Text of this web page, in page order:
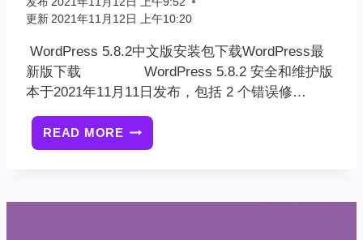
更新 2021年11月12日 上午10:20
WordPress 5.8.2中文版安装包下载WordPress最
新版下载 WordPress 5.8.2 安全和维护版
本于2021年11月11日发布，包括 2 个错误修…
READ MORE WORDPRESS
5.8.2
版